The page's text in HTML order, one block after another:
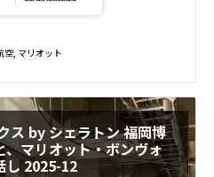
空 マリオット
ス by シェラトン 福岡博
マリオット・ボンヴォ
し 2025-12